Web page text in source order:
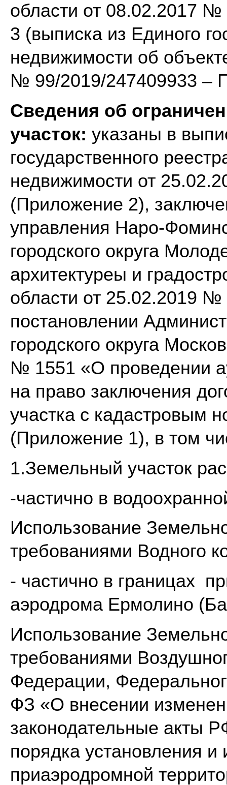
области от 08.02.2017
3 (выписка из Единого
недвижимости об
№ 99/2019/247409933 –
Сведения об
участок: указаны в
государственного
недвижимости от
(Приложение 2),
управления Наро-
городского округа
архитектуреы и
области от 25.02.2019
постановлении
городского округа
№ 1551 «О проведении
на право заключения
участка с кадастровым
(Приложение 1), в том
1.Земельный участок
-частично в
Использование
требованиями Водного
- частично в границах
аэродрома Ермолино
Использование
требованиями
Федерации,
ФЗ «О внесении
законодательные акты
порядка установления и
приаэродромной